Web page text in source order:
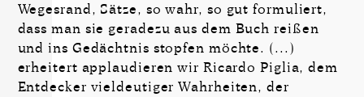
Wegesrand, Sätze, so wahr, so gut formuliert,
dass man sie geradezu aus dem Buch reißen
und ins Gedächtnis stopfen möchte. (...)
erheitert applaudieren wir Ricardo Piglia, dem
Entdecker vieldeutiger Wahrheiten, der